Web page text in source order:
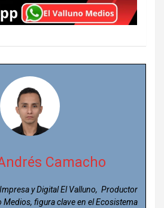
Camacho
y Digital El Valluno, Productor
Medios, figura clave en el Ecosistema